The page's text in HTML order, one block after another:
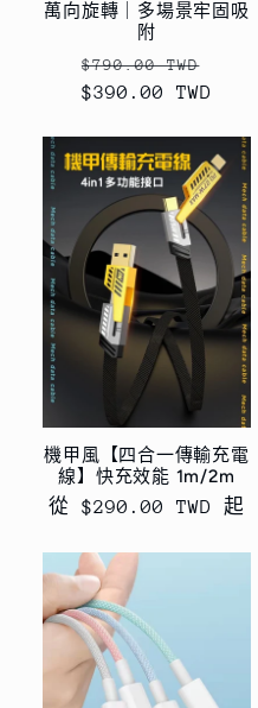
萬向旋轉｜多場景牢固吸
附
定
價
$790.00 TWD
$390.00 TWD
機甲風【四合一傳輸充電
線】快充效能 1m/2m
定
從 $290.00 TWD 起